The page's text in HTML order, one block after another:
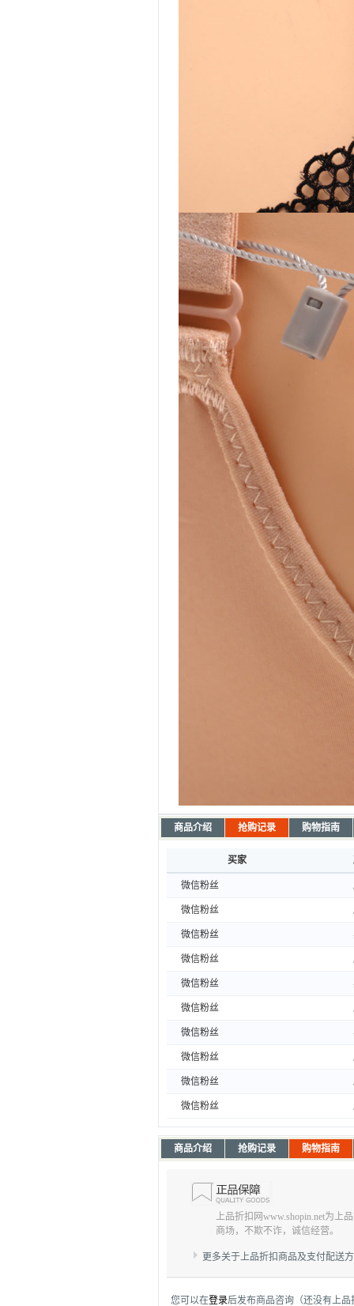
商品介绍 抢购记录 购物指南
买家
微信粉丝
微信粉丝
微信粉丝
微信粉丝
微信粉丝
微信粉丝
微信粉丝
微信粉丝
微信粉丝
微信粉丝
商品介绍 抢购记录 购物指南
上品折扣网www.shopin.net为上
商场，不欺不诈，诚信经营。
更多关于上品折扣商品及支付配送
您可以在登录后发布商品咨询（还没有上品